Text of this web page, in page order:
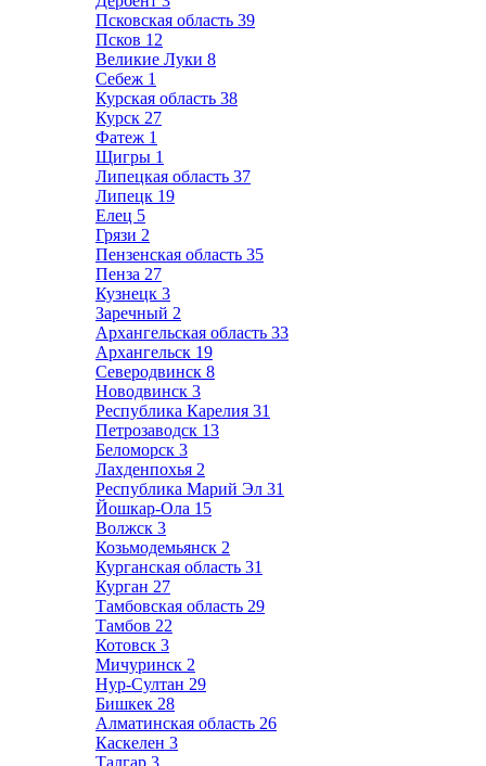
Псковская область 39
Псков 12
Великие Луки 8
Себеж 1
Курская область 38
Курск 27
Фатеж 1
Щигры 1
Липецкая область 37
Липецк 19
Елец 5
Грязи 2
Пензенская область 35
Пенза 27
Кузнецк 3
Заречный 2
Архангельская область 33
Архангельск 19
Северодвинск 8
Новодвинск 3
Республика Карелия 31
Петрозаводск 13
Беломорск 3
Лахденпохья 2
Республика Марий Эл 31
Йошкар-Ола 15
Волжск 3
Козьмодемьянск 2
Курганская область 31
Курган 27
Тамбовская область 29
Тамбов 22
Котовск 3
Мичуринск 2
Нур-Султан 29
Бишкек 28
Алматинская область 26
Каскелен 3
Талгар 3